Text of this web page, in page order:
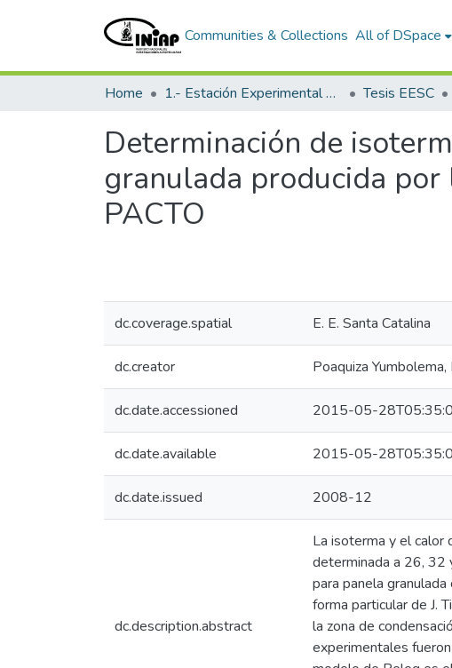
Communities & Collections All of DSpace
Home 1.- Estación Experimental Santa Catalina Tesis EESC
Determinación de
granulada producida por
PACTO
dc.coverage.spatial E. E. Santa Catalina
dc.creator Poaquiza
dc.date.accessioned 2015-05-
dc.date.available 2015-05-
dc.date.issued 2008-12
dc.description.abstract
La isoterma y el calor
determinada a 26, 32
para panela
forma particular de J.
la zona de
experimentales